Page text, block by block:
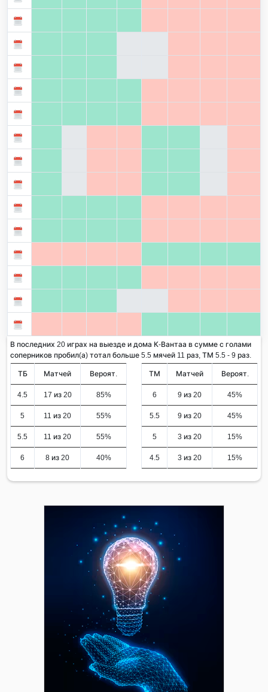
В последних 20 играх на выезде и дома К-Вантаа в сумме с голами
соперников пробил(а) тотал больше 5.5 мячей 11 раз, ТМ 5.5 - 9 раз.
ТБ Матчей Вероят.
4.5 17 из 20 85%
5 11 из 20 55%
5.5 11 из 20 55%
6 8 из 20 40%
ТМ Матчей Вероят.
6 9 из 20 45%
5.5 9 из 20 45%
5 3 из 20 15%
4.5 3 из 20 15%